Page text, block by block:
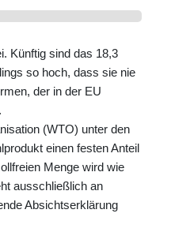
Künftig sind das 18,3
so hoch, dass sie nie
der in der EU
(WTO) unter den
einen festen Anteil
Menge wird wie
ausschließlich an
Absichtserklärung